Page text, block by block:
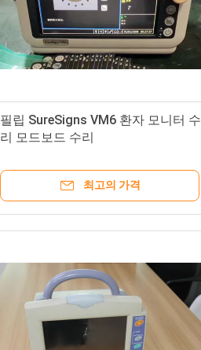
필립 SureSigns VM6 환자 모니터 수
리 모드보드 수리
최고의 가격